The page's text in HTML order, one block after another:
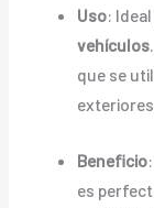
Uso:
vehículos
que se
exteriores.
Beneficio
es